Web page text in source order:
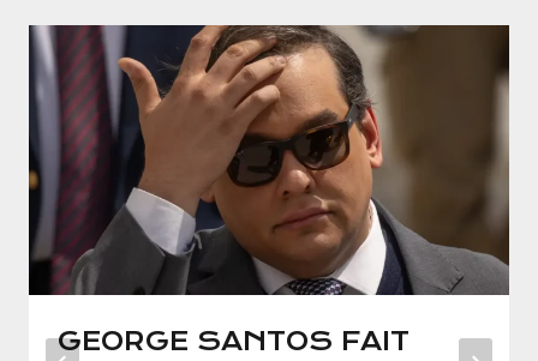
GEORGE SANTOS FAIT